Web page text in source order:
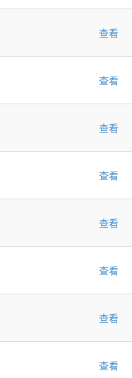
查看
查看
查看
查看
查看
查看
查看
查看